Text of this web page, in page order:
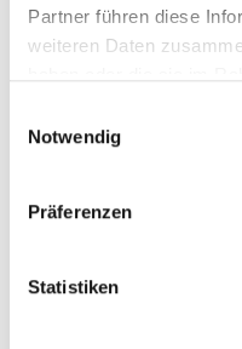
Partner führen diese
weiteren Daten
Notwendig
Präferenzen
Statistiken
Kontakt haben, das
Kriterien für Scale-
Scale-up.NRW richtet
Start-ups aus NRW.